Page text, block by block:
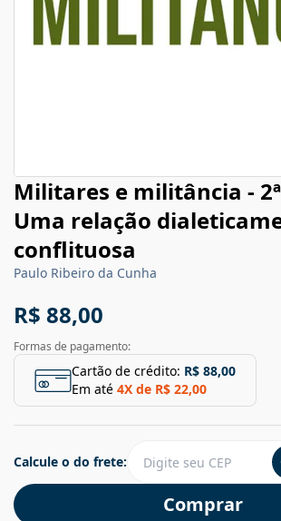
Militares e militância -
Uma relação
conflituosa
Paulo Ribeiro da Cunha
R$ 88,00
Formas de pagamento:
Cartão de crédito: R$ 88,00
Em até 4X de R$ 22,00
Comprar
Calcule o do frete: